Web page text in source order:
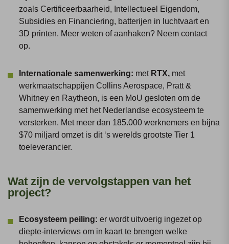
zoals Certificeerbaarheid, Intellectueel Eigendom,
Subsidies en Financiering, batterijen in luchtvaart en
3D printen. Meer weten of aanhaken? Neem contact
op.
Internationale samenwerking: metRTX, met
werkmaatschappijen Collins Aerospace, Pratt &
Whitney en Raytheon, is een MoU gesloten om de
samenwerking met het Nederlandse ecosysteem te
versterken. Met meer dan 185.000 werknemers en bijna
$70 miljard omzet is dit ‘s werelds grootste Tier 1
toeleverancier.
Wat zijn de vervolgstappen van het
project?
Ecosysteem peiling: er wordt uitvoerig ingezet op
diepte-interviews om in kaart te brengen welke